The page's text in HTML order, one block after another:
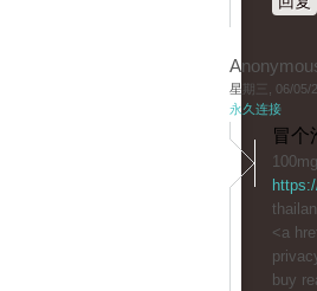
星期三, 06/05/
永久连接
冒个
<a
buy